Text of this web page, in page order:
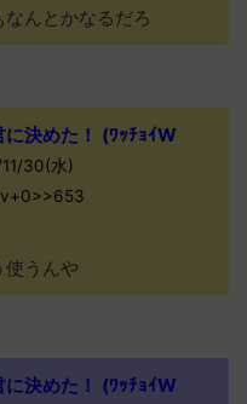
んとかなるだろ
決めた！ (ﾜｯﾁｮｲW
30(水)
使うんや
決めた！ (ﾜｯﾁｮｲW